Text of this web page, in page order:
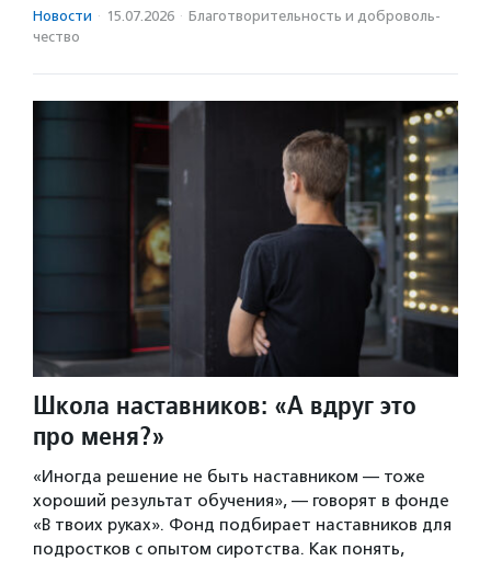
Новости · 15.07.2026 · Благотвори­тель­ность и доброволь­
чест­во
Школа наставников: «А вдруг это
про меня?»
«Иногда решение не быть наставником — тоже
хороший результат обучения», — говорят в фонде
«В твоих руках». Фонд подбирает наставников для
подростков с опытом сиротства. Как понять,